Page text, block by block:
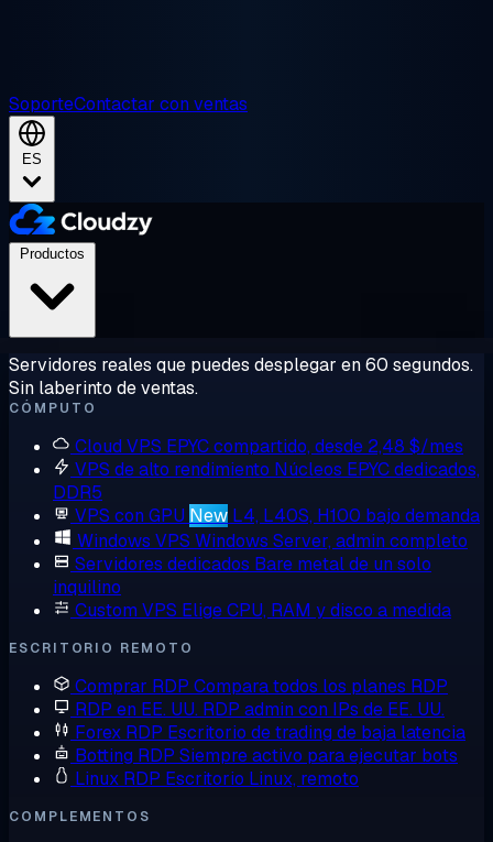
SoporteContactar con ventas
ES
Servidores reales que puedes desplegar en 60 segundos.
Sin laberinto de ventas.
CÓMPUTO
Cloud VPS EPYC compartido, desde 2,48 $/mes
VPS de alto rendimiento Núcleos EPYC dedicados,
DDR5
VPS con GPU New L4, L40S, H100 bajo demanda
Windows VPS Windows Server, admin completo
Servidores dedicados Bare metal de un solo
inquilino
Custom VPS Elige CPU, RAM y disco a medida
ESCRITORIO REMOTO
Comprar RDP Compara todos los planes RDP
RDP en EE. UU. RDP admin con IPs de EE. UU.
Forex RDP Escritorio de trading de baja latencia
Botting RDP Siempre activo para ejecutar bots
Linux RDP Escritorio Linux, remoto
COMPLEMENTOS